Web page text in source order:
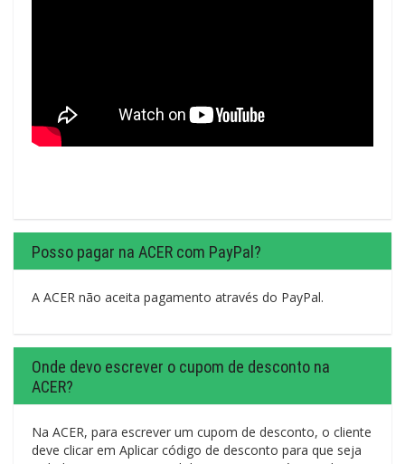
Posso pagar na ACER com PayPal?
A ACER não aceita pagamento através do PayPal.
Onde devo escrever o cupom de desconto na
ACER?
Na ACER, para escrever um cupom de desconto, o cliente
deve clicar em Aplicar código de desconto para que seja